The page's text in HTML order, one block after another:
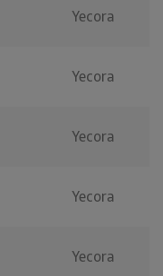
Yecora
Yecora
Yecora
Yecora
Yecora